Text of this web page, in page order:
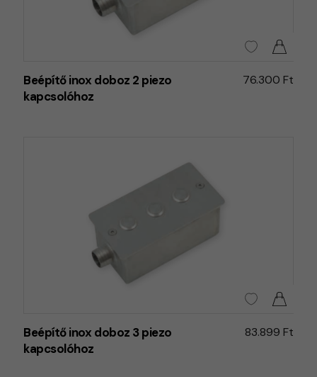
Beépítő inox doboz 2 piezo
kapcsolóhoz
76.300 Ft
Beépítő inox doboz 3 piezo
kapcsolóhoz
83.899 Ft